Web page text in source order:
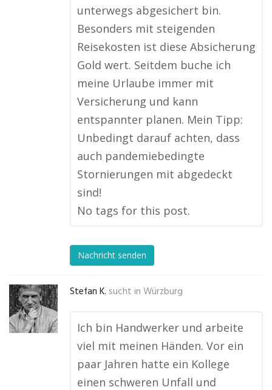
unterwegs abgesichert bin.
Besonders mit steigenden
Reisekosten ist diese Absicherung
Gold wert. Seitdem buche ich
meine Urlaube immer mit
Versicherung und kann
entspannter planen. Mein Tipp:
Unbedingt darauf achten, dass
auch pandemiebedingte
Stornierungen mit abgedeckt
sind!
No tags for this post.
Nachricht senden
Stefan K. sucht in Würzburg
Ich bin Handwerker und arbeite
viel mit meinen Händen. Vor ein
paar Jahren hatte ein Kollege
einen schweren Unfall und